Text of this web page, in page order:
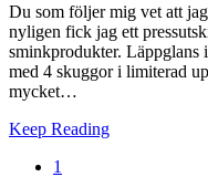
Du som följer mig vet att
nyligen fick jag ett
sminkprodukter. Läppglans
med 4 skuggor i limiterad
mycket…
Keep Reading
1